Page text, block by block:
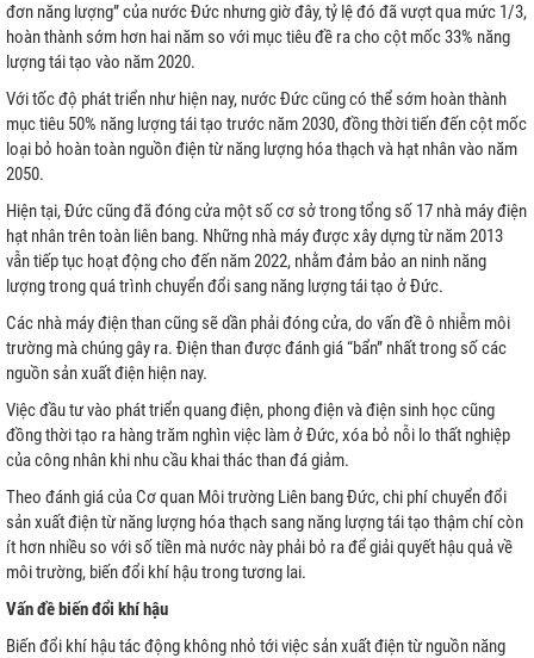
đơn năng lượng” của nước Đức nhưng giờ đây, tỷ lệ đó đã vượt qua mức 1/3,
hoàn thành sớm hơn hai năm so với mục tiêu đề ra cho cột mốc 33% năng
lượng tái tạo vào năm 2020.
Với tốc độ phát triển như hiện nay, nước Đức cũng có thể sớm hoàn thành
mục tiêu 50% năng lượng tái tạo trước năm 2030, đồng thời tiến đến cột mốc
loại bỏ hoàn toàn nguồn điện từ năng lượng hóa thạch và hạt nhân vào năm
2050.
Hiện tại, Đức cũng đã đóng cửa một số cơ sở trong tổng số 17 nhà máy điện
hạt nhân trên toàn liên bang. Những nhà máy được xây dựng từ năm 2013
vẫn tiếp tục hoạt động cho đến năm 2022, nhằm đảm bảo an ninh năng
lượng trong quá trình chuyển đổi sang năng lượng tái tạo ở Đức.
Các nhà máy điện than cũng sẽ dần phải đóng cửa, do vấn đề ô nhiễm môi
trường mà chúng gây ra. Điện than được đánh giá “bẩn” nhất trong số các
nguồn sản xuất điện hiện nay.
Việc đầu tư vào phát triển quang điện, phong điện và điện sinh học cũng
đồng thời tạo ra hàng trăm nghìn việc làm ở Đức, xóa bỏ nỗi lo thất nghiệp
của công nhân khi nhu cầu khai thác than đá giảm.
Theo đánh giá của Cơ quan Môi trường Liên bang Đức, chi phí chuyển đổi
sản xuất điện từ năng lượng hóa thạch sang năng lượng tái tạo thậm chí còn
ít hơn nhiều so với số tiền mà nước này phải bỏ ra để giải quyết hậu quả về
môi trường, biến đổi khí hậu trong tương lai.
Vấn đề biến đổi khí hậu
Biến đổi khí hậu tác động không nhỏ tới việc sản xuất điện từ nguồn năng